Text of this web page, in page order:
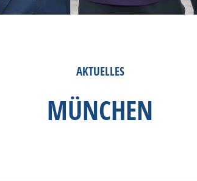
AKTUELLES
MÜNCHEN